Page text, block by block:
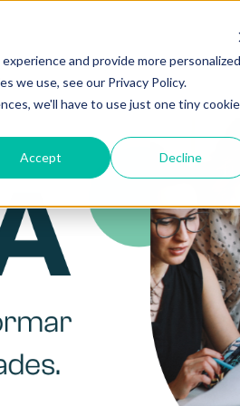
and provide more personalized
we use, see our Privacy Policy.
we'll have to use just one tiny cookie
Accept Decline